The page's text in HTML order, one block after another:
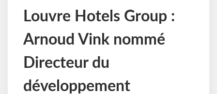
Louvre Hotels Group :
Arnoud Vink nommé
Directeur du
développement